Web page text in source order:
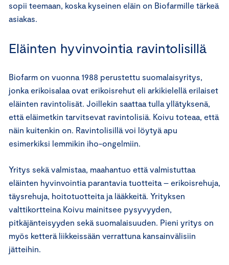
sopii teemaan, koska kyseinen eläin on Biofarmille tärkeä
asiakas.
Eläinten hyvinvointia ravintolisillä
Biofarm on vuonna 1988 perustettu suomalaisyritys,
jonka erikoisalaa ovat erikoisrehut eli arkikielellä erilaiset
eläinten ravintolisät. Joillekin saattaa tulla yllätyksenä,
että eläimetkin tarvitsevat ravintolisiä. Koivu toteaa, että
näin kuitenkin on. Ravintolisillä voi löytyä apu
esimerkiksi lemmikin iho-ongelmiin.
Yritys sekä valmistaa, maahantuo että valmistuttaa
eläinten hyvinvointia parantavia tuotteita – erikoisrehuja,
täysrehuja, hoitotuotteita ja lääkkeitä. Yrityksen
valttikortteina Koivu mainitsee pysyvyyden,
pitkäjänteisyyden sekä suomalaisuuden. Pieni yritys on
myös ketterä liikkeissään verrattuna kansainvälisiin
jätteihin.